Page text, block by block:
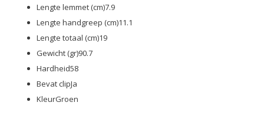
Lengte lemmet (cm)7.9
Lengte handgreep (cm)11.1
Lengte totaal (cm)19
Gewicht (gr)90.7
Hardheid58
Bevat clipJa
KleurGroen